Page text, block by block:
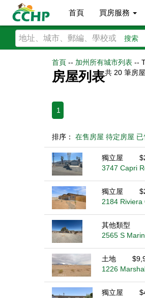
首頁 買房服務
搜索
首頁 -- 加州所有城市列表 --
房屋列表共 20 筆房屋
1
排序： 在售房屋 待定房屋
獨立屋
3747 Capri
獨立屋
2184 Riviera
其他類型
2565 S
土地
1226
獨立屋